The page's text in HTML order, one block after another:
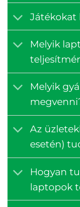
Játékokat
Melyik
Melyik
Az
esetén)
Hogyan
laptopok